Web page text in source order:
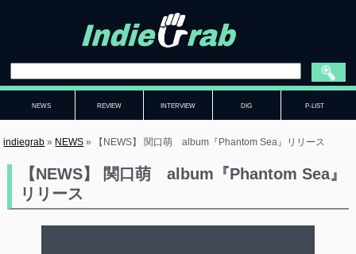
NEWS REVIEW INTERVIEW DIG P-LIST
indiegrab » NEWS » 【NEWS】 関口萌 album『Phantom Sea』リリース
【NEWS】 関口萌 album『Phantom Sea』
リリース